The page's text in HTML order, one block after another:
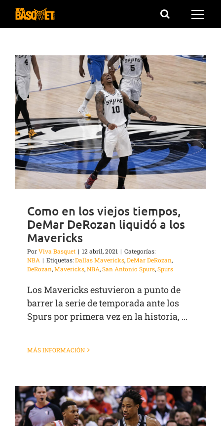
Saltar
Como en los viejos tiempos,
DeMar DeRozan liquidó a los
Mavericks
PorViva Basquet | 12 abril, 2021 | Categorías:
NBA | Etiquetas:Dallas Mavericks,DeMar DeRozan,
DeRozan,Mavericks,NBA,San Antonio Spurs,Spurs
Los Mavericks estuvieron a punto de
barrer la serie de temporada ante los
Spurs por primera vez en la historia, ...
MÁS INFORMACIÓN